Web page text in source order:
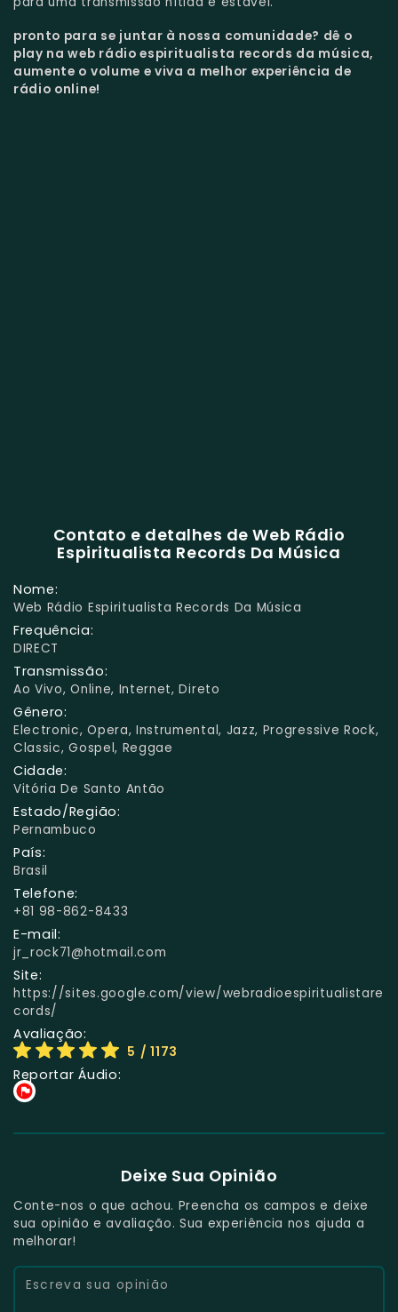
pronto para se juntar à nossa comunidade? dê o
play na web rádio espiritualista records da música,
aumente o volume e viva a melhor experiência de
rádio online!
Contato e detalhes de Web Rádio
Espiritualista Records Da Música
Nome:
Web Rádio Espiritualista Records Da Música
Frequência:
DIRECT
Transmissão:
Ao Vivo, Online, Internet, Direto
Gênero:
Electronic, Opera, Instrumental, Jazz, Progressive Rock,
Classic, Gospel, Reggae
Cidade:
Vitória De Santo Antão
Estado/Região:
Pernambuco
País:
Brasil
Telefone:
+81 98-862-8433
E-mail:
jr_rock71@hotmail.com
Site:
https://sites.google.com/view/webradioespiritualistare
cords/
Avaliação:
5 / 1173
Reportar Áudio:
Deixe Sua Opinião
Conte-nos o que achou. Preencha os campos e deixe
sua opinião e avaliação. Sua experiência nos ajuda a
melhorar!